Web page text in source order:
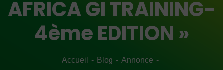
AFRICA GI TRAINING-
4ème EDITION »
Accueil Blog
Annonce